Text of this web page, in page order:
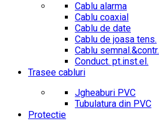
Cablu alarma
Cablu coaxial
Cablu de date
Cablu de joasa tens.
Cablu semnal.&contr.
Conduct. pt.inst.el.
Trasee cabluri
Jgheaburi PVC
Tubulatura din PVC
Protectie